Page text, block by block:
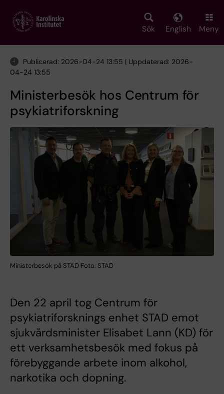
main
Sök English Meny
Publicerad: 2026-04-24 13:55 | Uppdaterad: 2026-
04-24 13:55
Ministerbesök hos Centrum för
psykiatriforskning
Ministerbesök på STAD Foto: STAD
Den 22 april tog Centrum för
psykiatriforsknings enhet STAD emot
sjukvårdsminister Elisabet Lann (KD) för
ett verksamhetsbesök med fokus på
förebyggande arbete inom alkohol,
narkotika och dopning.